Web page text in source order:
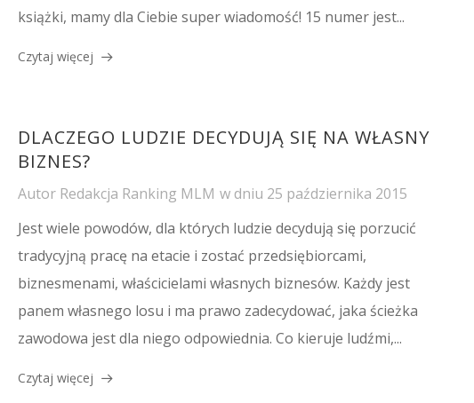
książki, mamy dla Ciebie super wiadomość! 15 numer jest...
Czytaj więcej
DLACZEGO LUDZIE DECYDUJĄ SIĘ NA WŁASNY
BIZNES?
Autor Redakcja Ranking MLM w dniu 25 października 2015
Jest wiele powodów, dla których ludzie decydują się porzucić
tradycyjną pracę na etacie i zostać przedsiębiorcami,
biznesmenami, właścicielami własnych biznesów. Każdy jest
panem własnego losu i ma prawo zadecydować, jaka ścieżka
zawodowa jest dla niego odpowiednia. Co kieruje ludźmi,...
Czytaj więcej